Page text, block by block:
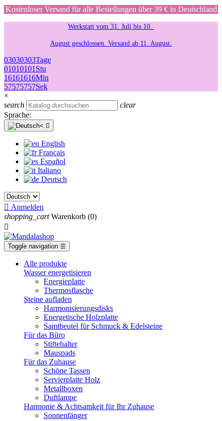
Kostenloser Versand für alle Bestellungen über 39 € in Deutschland
Werkstatt vom 31. Juli bis 10.
August geschlossen. Versand ab 11. August.
03030303Tage
01010101 Stu
16161616Min
57575757Sek
×
search
clear
Sprache:

English
Français
Español
Italiano
Deutsch
 Anmelden
shopping_cart Warenkorb (0)

Toggle navigation ☰
Alle produkte
Wasser energetisieren
Energieplatte​
Thermosflasche
Steine aufladen
Harmonisierungsdisks
Energetische Holzplatte
Samtbeutel für Schmuck & Edelsteine
Für das Büro
Stiftehalter
Mauspads
Für das Zuhause
Schöne Tassen
Servierplatte Holz
Metallboxen
Duftlampe
Harmonie & Achtsamkeit für Ihr Zuhause
Sonnenfänger